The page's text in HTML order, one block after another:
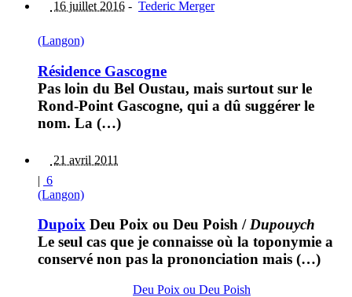
16 juillet 2016 - Tederic Merger
(Langon)
Résidence Gascogne
Pas loin du Bel Oustau, mais surtout sur le
Rond-Point Gascogne, qui a dû suggérer le
nom. La (…)
21 avril 2011
| 6
(Langon)
Dupoix Deu Poix ou Deu Poish /Dupouych
Le seul cas que je connaisse où la toponymie a
conservé non pas la prononciation mais (…)
Deu Poix ou Deu Poish